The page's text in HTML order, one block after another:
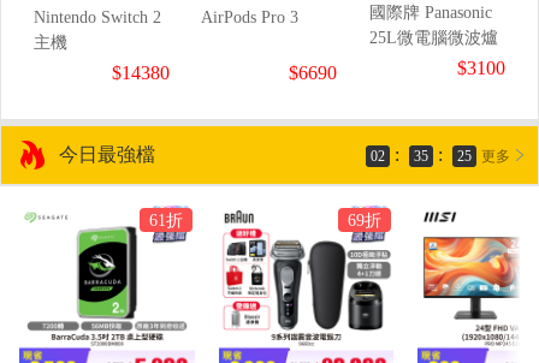
Nintendo Switch 2
主機
$14380
AirPods Pro 3
$6690
國際牌 Panasonic
25L微電腦微波爐
$3100
今日最強檔 02 : 35 : 24 更多
61折 69折